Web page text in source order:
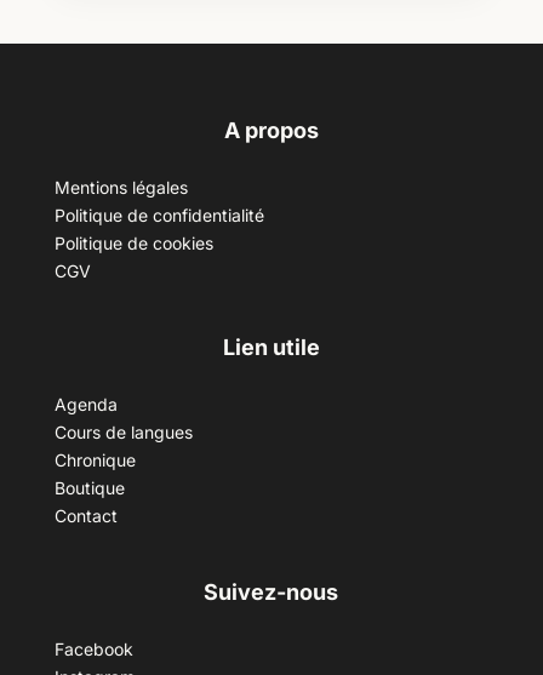
A propos
Mentions légales
Politique de confidentialité
Politique de cookies
CGV
Lien utile
Agenda
Cours de langues
Chronique
Boutique
Contact
Suivez-nous
Facebook